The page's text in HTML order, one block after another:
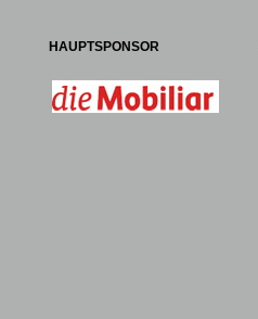
HAUPTSPONSOR